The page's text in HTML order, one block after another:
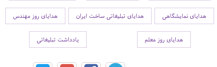
هدایای نمایشگاهی هدایای تبلیغاتی ساخت ایران هدایای روز مهندس
هدایای روز معلم یادداشت تبلیغاتی